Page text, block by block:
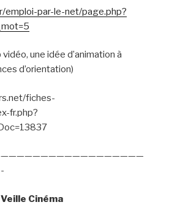
emploi-par-le-net/page.php?
une idée d’animation à
d’orientation)
fiches-
fr.php?
Veille Cinéma